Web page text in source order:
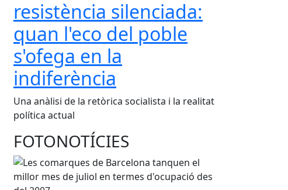
resistència silenciada:
quan l'eco del poble
s'ofega en la
indiferència
Una anàlisi de la retòrica socialista i la realitat
política actual
FOTONOTÍCIES